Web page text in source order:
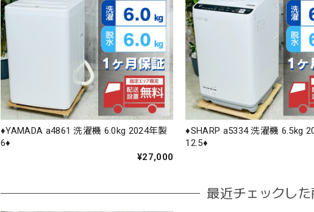
♦️YAMADA a4861 洗濯機 6.0kg 2024年製
6♦️
¥27,000
♦️SHARP a5334 洗濯機 6.5kg
12.5♦️
最近チェックした